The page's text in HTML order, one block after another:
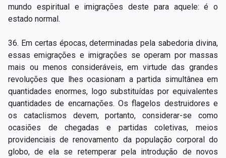
mundo espiritual e imigrações deste para aquele: é o
estado normal.
36. Em certas épocas, determinadas pela sabedoria divina,
essas emigrações e imigrações se operam por massas
mais ou menos consideráveis, em virtude das grandes
revoluções que lhes ocasionam a partida simultânea em
quantidades enormes, logo substituídas por equivalentes
quantidades de encarnações. Os flagelos destruidores e
os cataclismos devem, portanto, considerar-­se como
ocasiões de chegadas e partidas coletivas, meios
providenciais de renovamento da população corporal do
globo, de ela se retemperar pela introdução de novos